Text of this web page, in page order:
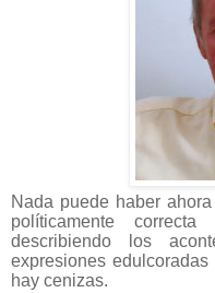
Nada puede haber
políticamente
describiendo los
expresiones
hay cenizas.